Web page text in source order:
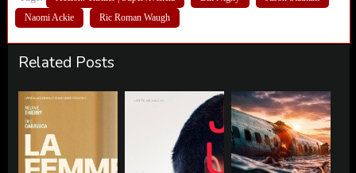
Naomi Ackie
Ric Roman Waugh
Related Posts